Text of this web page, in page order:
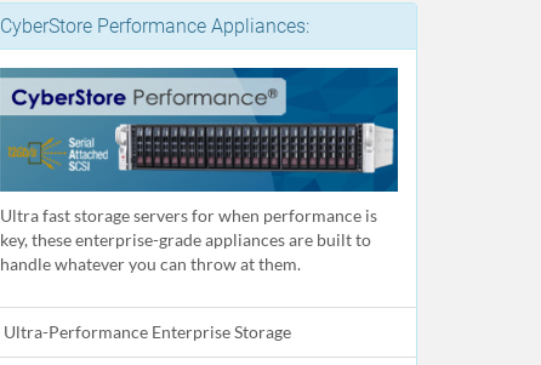
CyberStore Performance Appliances:
Ultra fast storage servers for when performance is
key, these enterprise-grade appliances are built to
handle whatever you can throw at them.
Ultra-Performance Enterprise Storage